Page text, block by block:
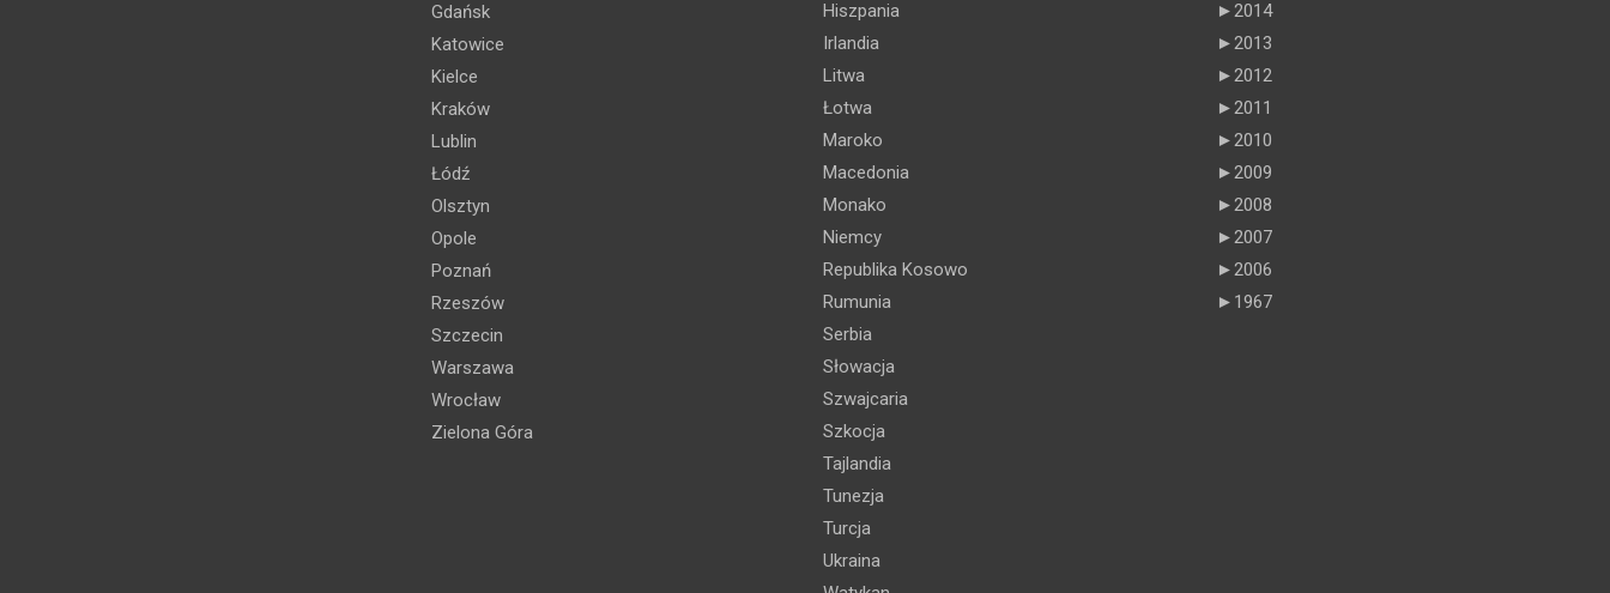
Gdańsk
Katowice
Kielce
Kraków
Lublin
Łódź
Olsztyn
Opole
Poznań
Rzeszów
Szczecin
Warszawa
Wrocław
Zielona Góra
Hiszpania
Irlandia
Litwa
Łotwa
Maroko
Macedonia
Monako
Niemcy
Republika Kosowo
Rumunia
Serbia
Słowacja
Szwajcaria
Szkocja
Tajlandia
Tunezja
Turcja
Ukraina
►2014
►2013
►2012
►2011
►2010
►2009
►2008
►2007
►2006
► 1967